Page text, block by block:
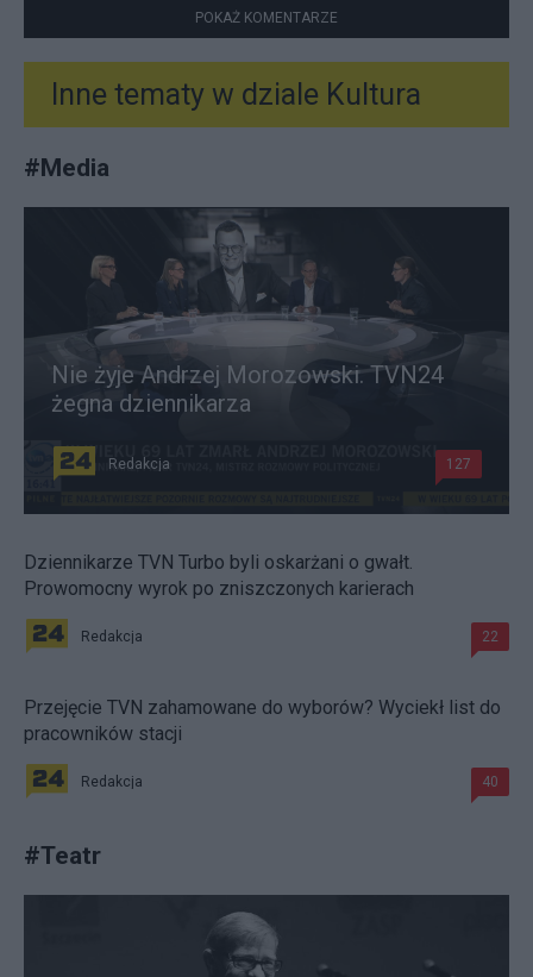
POKAŻ KOMENTARZE
Inne tematy w dziale Kultura
#Media
Nie żyje Andrzej Morozowski. TVN24
żegna dziennikarza
Redakcja 127
Dziennikarze TVN Turbo byli oskarżani o gwałt.
Prowomocny wyrok po zniszczonych karierach
Redakcja 22
Przejęcie TVN zahamowane do wyborów? Wyciekł list do
pracowników stacji
Redakcja 40
#Teatr